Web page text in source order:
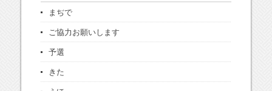
まぢで
ご協力お願いします
予選
きた